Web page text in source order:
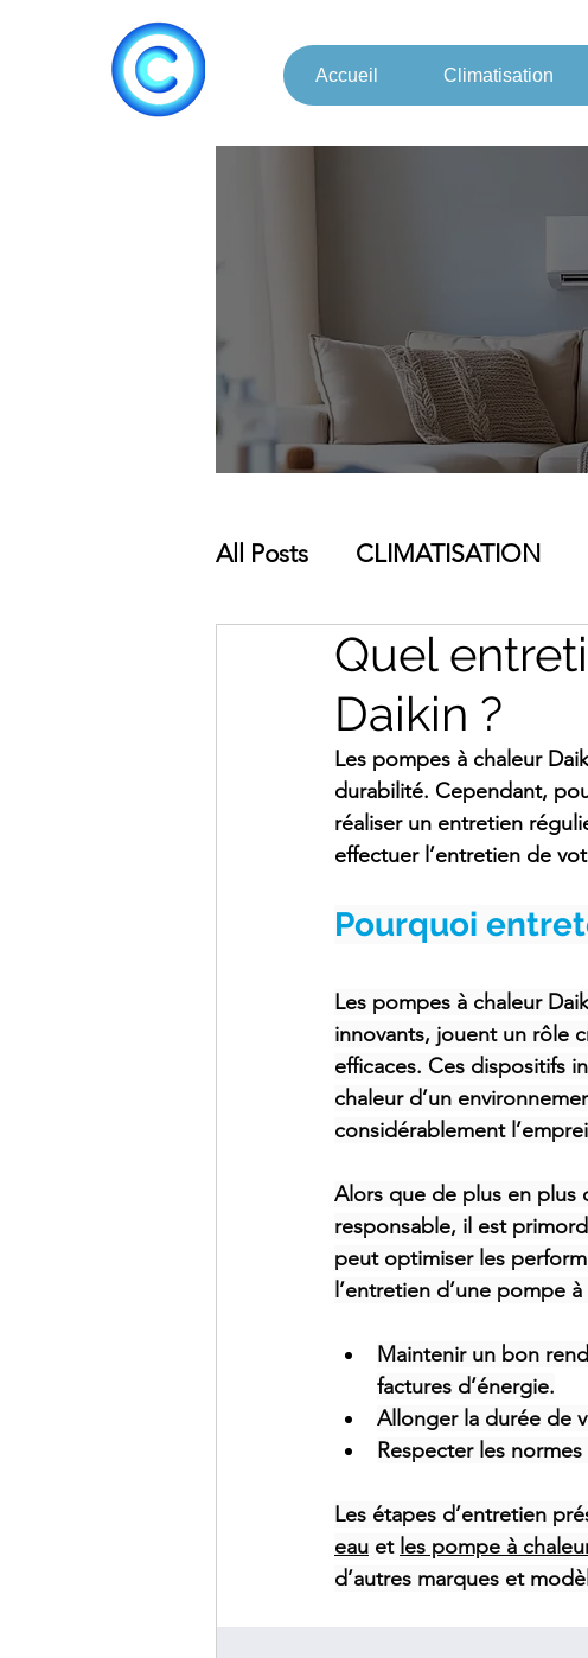
Accueil Climatisation
All Posts CLIMATISATION
ÉCONOMIES D'ÉNERGIE
Quel
Daikin ?
Les pompes à chaleur
durabilité. Cependant,
réaliser un entretien
effectuer l’entretien de
Pourquoi
Les pompes à chaleur
innovants, jouent un rôle
efficaces. Ces dispositifs
chaleur d’un
considérablement
Alors que de plus en plus
responsable, il est
peut optimiser les
l’entretien d’une pompe
Maintenir un bon
factures d’énergie.
Allonger la durée de
Respecter les
Les étapes d’entretien
eau et les pompe à
d’autres marques et